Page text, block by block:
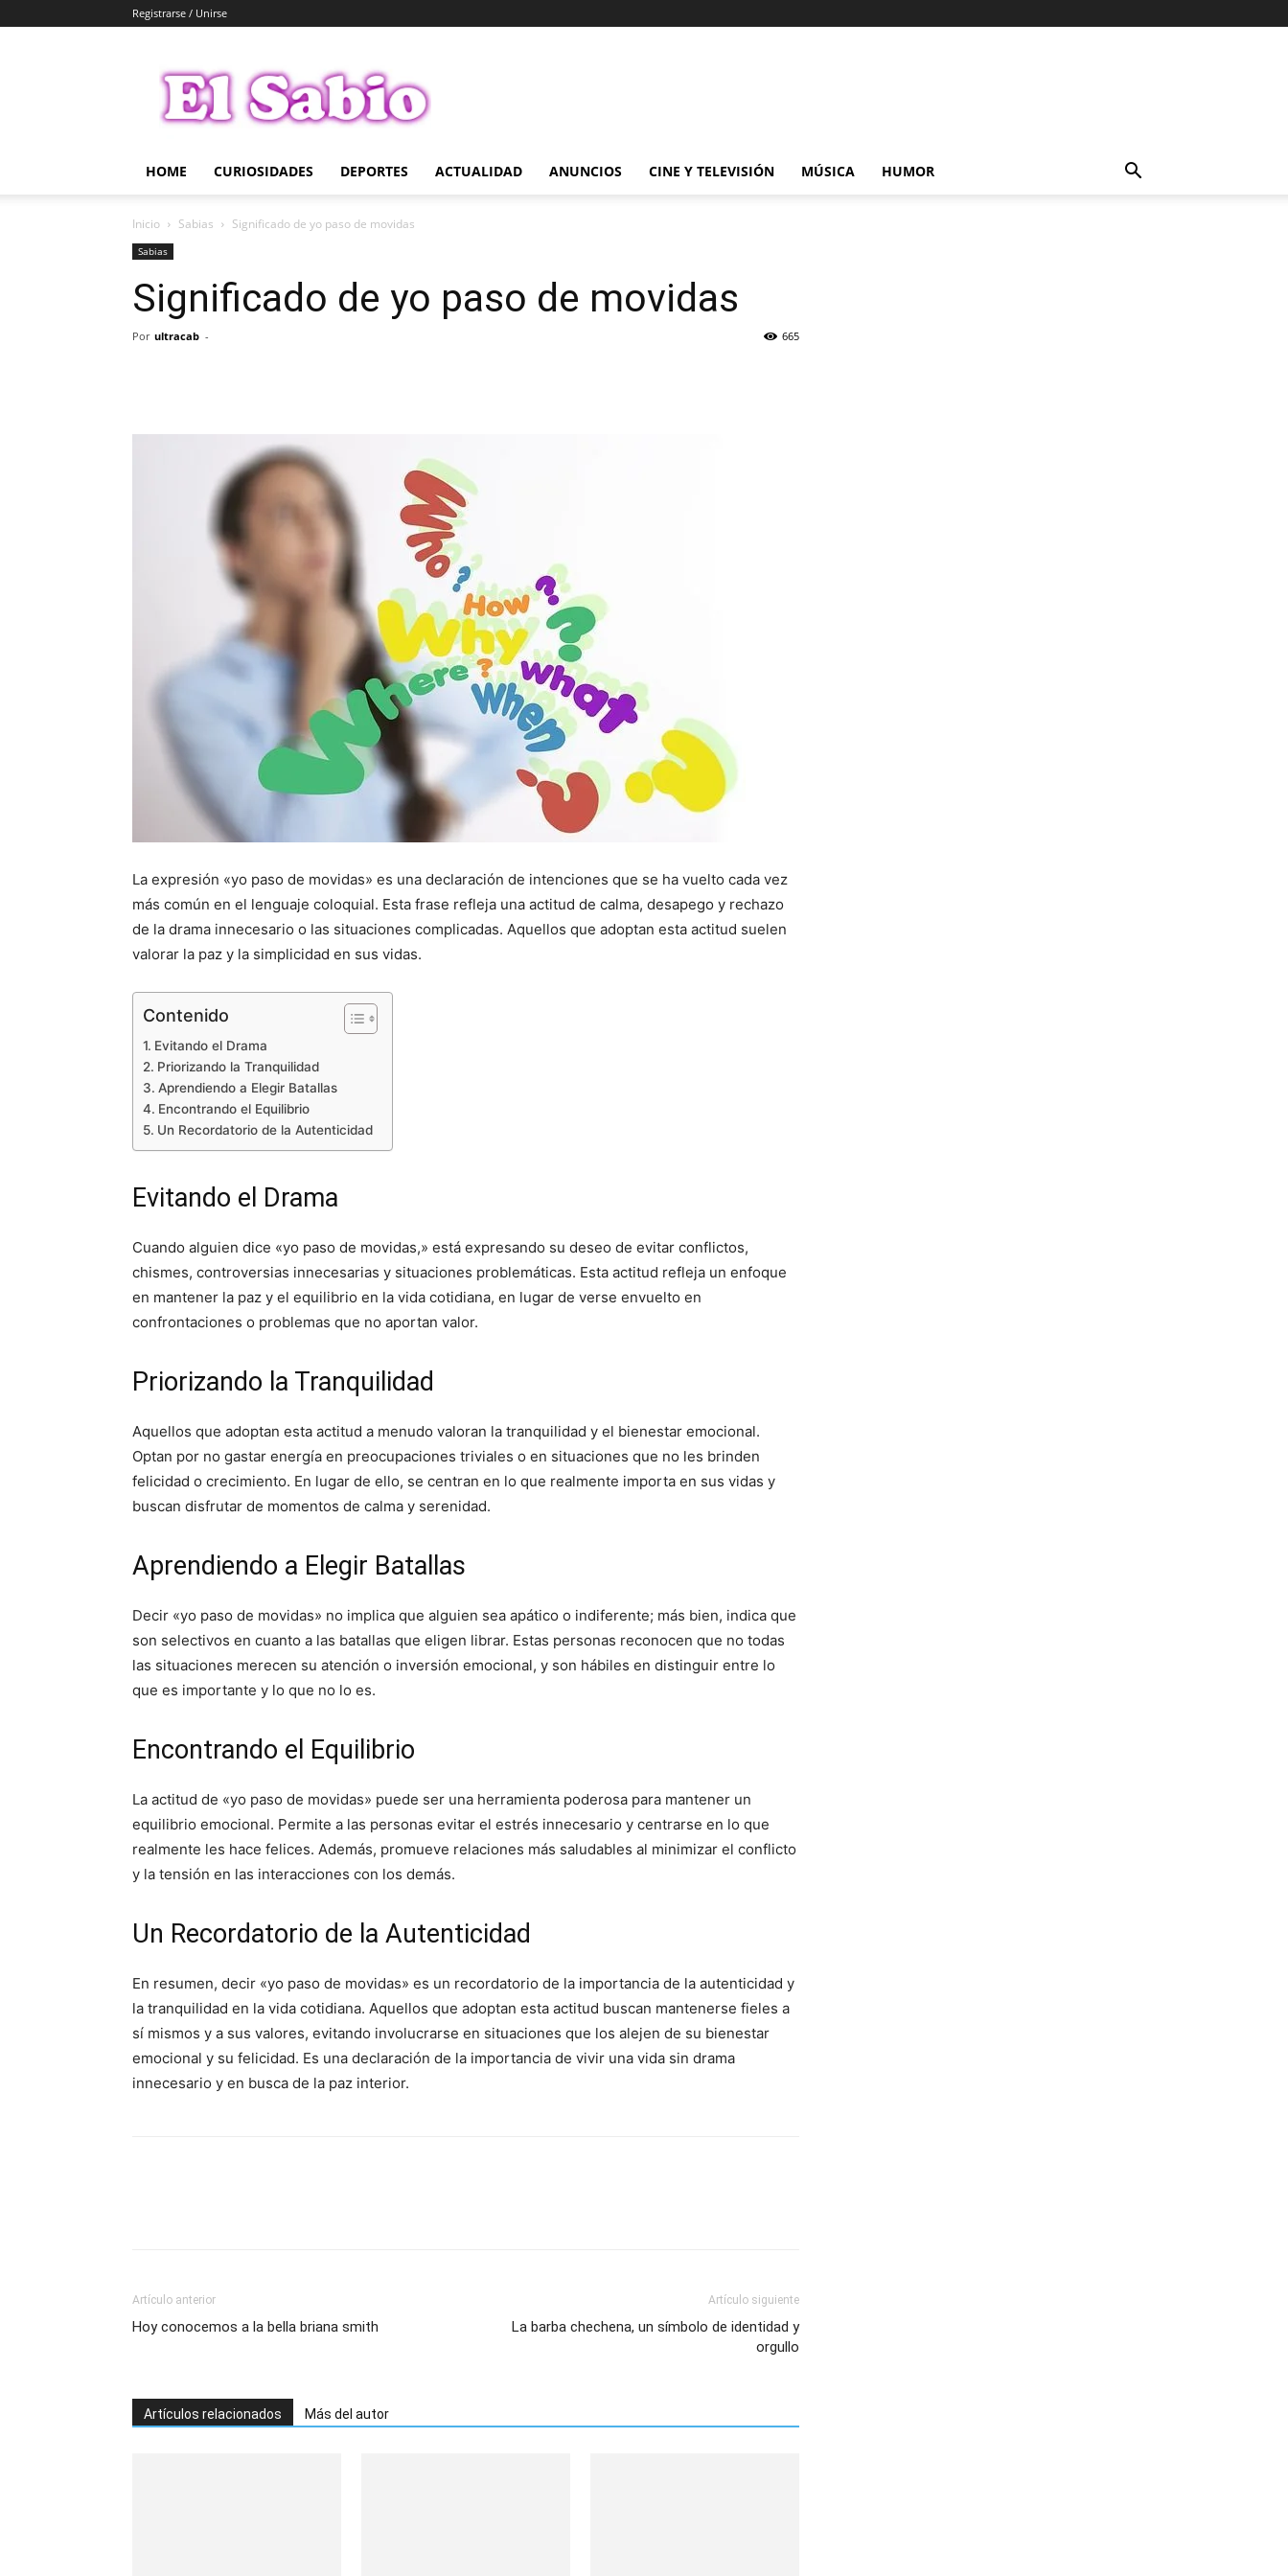
Registrarse / Unirse
Sabio
HOME CURIOSIDADES DEPORTES ACTUALIDAD ANUNCIOS CINE Y TELEVISIÓN MÚSICA HUMOR
Inicio Sabias Significado de yo paso de movidas
Sabias
Significado de yo paso de movidas
Por ultracab - 665
La expresión «yo paso de movidas» es una declaración de intenciones que se ha vuelto cada vez
más común en el lenguaje coloquial. Esta frase refleja una actitud de calma, desapego y rechazo
de la drama innecesario o las situaciones complicadas. Aquellos que adoptan esta actitud suelen
valorar la paz y la simplicidad en sus vidas.
Contenido
Evitando el Drama
Priorizando la Tranquilidad
Aprendiendo a Elegir Batallas
Encontrando el Equilibrio
Un Recordatorio de la Autenticidad
Evitando el Drama
Cuando alguien dice «yo paso de movidas,» está expresando su deseo de evitar conflictos,
chismes, controversias innecesarias y situaciones problemáticas. Esta actitud refleja un enfoque
en mantener la paz y el equilibrio en la vida cotidiana, en lugar de verse envuelto en
confrontaciones o problemas que no aportan valor.
Priorizando la Tranquilidad
Aquellos que adoptan esta actitud a menudo valoran la tranquilidad y el bienestar emocional.
Optan por no gastar energía en preocupaciones triviales o en situaciones que no les brinden
felicidad o crecimiento. En lugar de ello, se centran en lo que realmente importa en sus vidas y
buscan disfrutar de momentos de calma y serenidad.
Aprendiendo a Elegir Batallas
Decir «yo paso de movidas» no implica que alguien sea apático o indiferente; más bien, indica que
son selectivos en cuanto a las batallas que eligen librar. Estas personas reconocen que no todas
las situaciones merecen su atención o inversión emocional, y son hábiles en distinguir entre lo
que es importante y lo que no lo es.
Encontrando el Equilibrio
La actitud de «yo paso de movidas» puede ser una herramienta poderosa para mantener un
equilibrio emocional. Permite a las personas evitar el estrés innecesario y centrarse en lo que
realmente les hace felices. Además, promueve relaciones más saludables al minimizar el conflicto
y la tensión en las interacciones con los demás.
Un Recordatorio de la Autenticidad
En resumen, decir «yo paso de movidas» es un recordatorio de la importancia de la autenticidad y
la tranquilidad en la vida cotidiana. Aquellos que adoptan esta actitud buscan mantenerse fieles a
sí mismos y a sus valores, evitando involucrarse en situaciones que los alejen de su bienestar
emocional y su felicidad. Es una declaración de la importancia de vivir una vida sin drama
innecesario y en busca de la paz interior.
Artículo anterior
Hoy conocemos a la bella briana smith
Artículo siguiente
La barba chechena, un símbolo de identidad y
orgullo
Artículos relacionados Más del autor